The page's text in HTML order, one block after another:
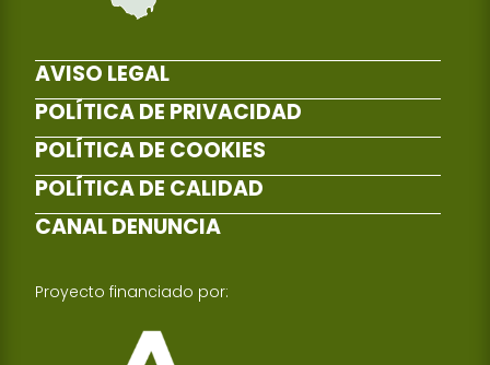
AVISO LEGAL
POLÍTICA DE PRIVACIDAD
POLÍTICA DE COOKIES
POLÍTICA DE CALIDAD
CANAL DENUNCIA
Proyecto financiado por: